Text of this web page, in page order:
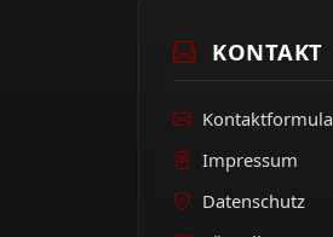
KONTAKT
Impressum
Datenschutz